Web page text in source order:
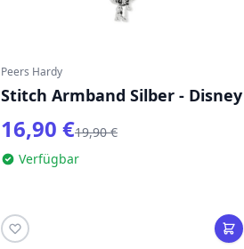
Peers Hardy
Stitch Armband Silber - Disney
16,90 €19,90 €
Verfügbar